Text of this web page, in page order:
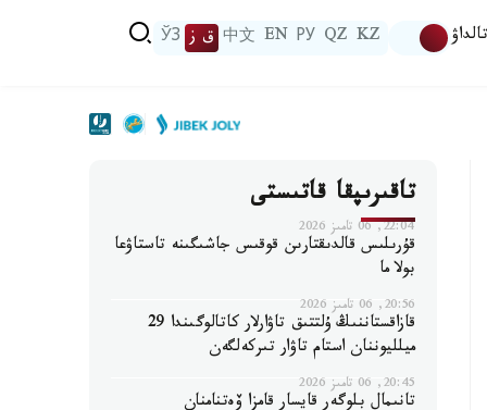
تالداۋ KZ
QZ
РУ
EN
中文 ق ز ЎЗ
تاقىرىپقا قاتىستى
22:04, 06 تامىز 2026
قۇرىلىس قالدىقتارىن قوقىس جاشىگىنە تاستاۋعا
بولا ما
20:56, 06 تامىز 2026
قازاقستاننىڭ ۇلتتىق تاۋارلار كاتالوگىندا 29
ميلليوننان استام تاۋار تىركەلگەن
20:45, 06 تامىز 2026
تانىمال بلوگەر قايسار قامزا ۆەتنامنان